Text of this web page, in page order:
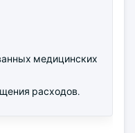
медицинских
расходов.